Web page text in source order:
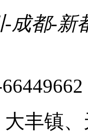
成都-新
丰镇